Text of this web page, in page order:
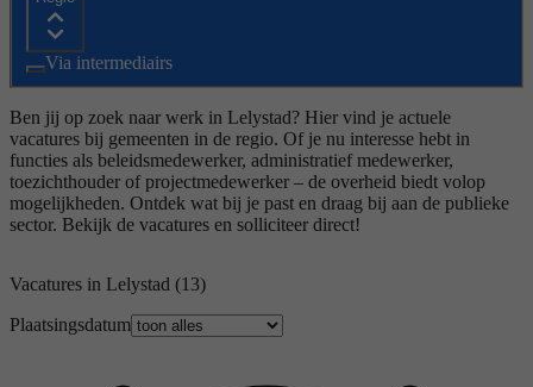
Ben jij op zoek naar werk in Lelystad? Hier vind je actuele
vacatures bij gemeenten in de regio. Of je nu interesse hebt in
functies als beleidsmedewerker, administratief medewerker,
toezichthouder of projectmedewerker – de overheid biedt volop
mogelijkheden. Ontdek wat bij je past en draag bij aan de publieke
sector. Bekijk de vacatures en solliciteer direct!
Via intermediairs
Vacatures in Lelystad (13)
Plaatsingsdatum